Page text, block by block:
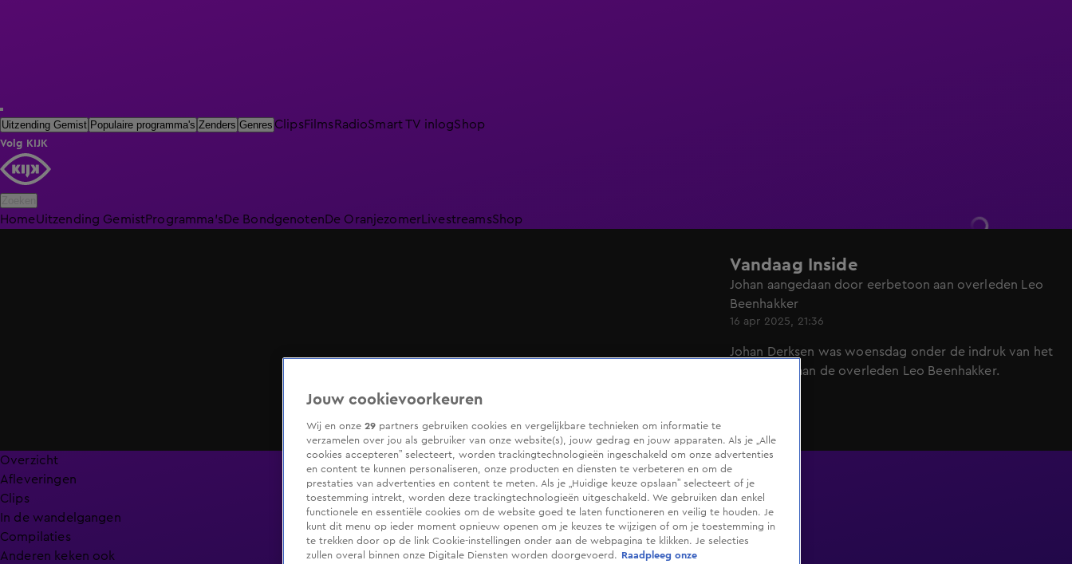
Uitzending Gemist Populaire programma's Zenders Genres ClipsFilmsRadioSmart TV inlogShop
Volg KIJK
HomeUitzending GemistProgramma'sDe BondgenotenDe Oranjezomer LivestreamsShop
Vandaag Inside
Johan aangedaan door eerbetoon aan overleden Leo
Beenhakker
16 apr 2025, 21:36
Johan Derksen was woensdag onder de indruk van het
eerbetoon aan de overleden Leo Beenhakker.
Overzicht
Afleveringen
Clips
In de wandelgangen
Compilaties
Anderen keken ook
Jouw cookievoorkeuren
Wij en onze 29 partners gebruiken cookies en vergelijkbare technieken om informatie te
verzamelen over jou als gebruiker van onze website(s), jouw gedrag en jouw apparaten. Als je „Alle
cookies accepteren” selecteert, worden trackingtechnologieën ingeschakeld om onze advertenties
en content te kunnen personaliseren, onze producten en diensten te verbeteren en om de
prestaties van advertenties en content te meten. Als je „Huidige keuze opslaan” selecteert of je
toestemming intrekt, worden deze trackingtechnologieën uitgeschakeld. We gebruiken dan enkel
functionele en essentiële cookies om de website goed te laten functioneren en veilig te houden. Je
kunt dit menu op ieder moment opnieuw openen om je keuzes te wijzigen of om je toestemming in
te trekken door op de link Cookie-instellingen onder aan de webpagina te klikken. Je selecties
zullen overal binnen onze Digitale Diensten worden doorgevoerd.
Raadpleeg onze